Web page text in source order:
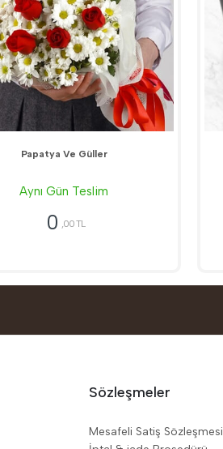
Papatya Ve Güller
Aynı Gün Teslim
0 ,00 TL
Sözleşmeler
Mesafeli Satiş Sözleşmesi